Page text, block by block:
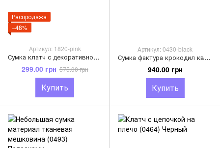
Распродажа
−48%
Артикул: 1820-pink
Сумка клатч с декоративной цепочкой / эко-кожа (1820) Розовый
299.00 грн 575.00 грн
Купить
Артикул: 0430-black
Сумка фактура крокодил квадратная застежка (0430) Черный
940.00 грн
Купить